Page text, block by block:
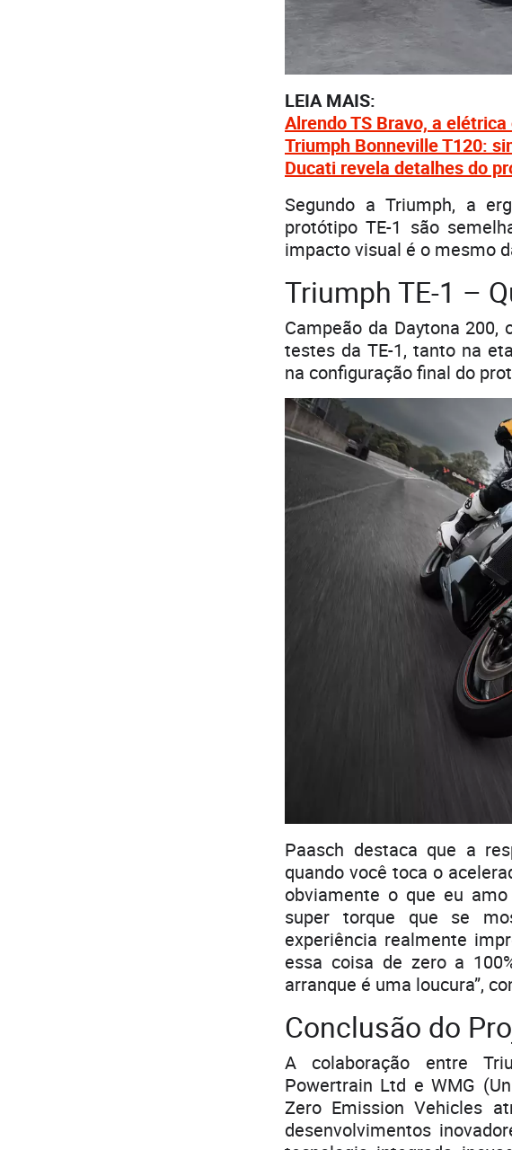
LEIA MAIS:
Alrendo TS Bravo, a
Triumph Bonneville T120:
Ducati revela detalhes do
Segundo a Triumph, a
protótipo TE-1 são
impacto visual é o mesmo
Triumph TE-1 –
Campeão da Daytona
testes da TE-1, tanto na
na configuração final do
Paasch destaca que a
quando você toca o
obviamente o que eu
super torque que se
experiência realmente
essa coisa de zero a
arranque é uma loucura”,
Conclusão do
A colaboração entre
Powertrain Ltd e WMG
Zero Emission Vehicles
desenvolvimentos